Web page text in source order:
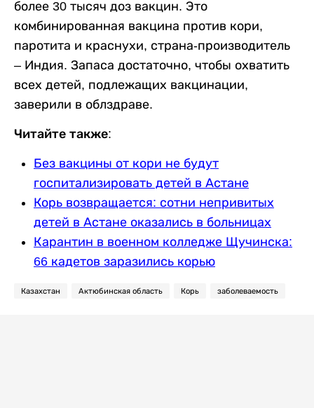
более 30 тысяч доз вакцин. Это
комбинированная вакцина против кори,
паротита и краснухи, страна-производитель
– Индия. Запаса достаточно, чтобы охватить
всех детей, подлежащих вакцинации,
заверили в облздраве.
Читайте также:
Без вакцины от кори не будут
госпитализировать детей в Астане
Корь возвращается: сотни непривитых
детей в Астане оказались в больницах
Карантин в военном колледже Щучинска:
66 кадетов заразились корью
Казахстан Актюбинская область Корь заболеваемость